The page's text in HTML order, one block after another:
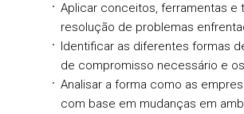
Aplicar conceitos, ferramentas e
resolução de problemas
Identificar as diferentes formas
de compromisso necessário e
Analisar a forma como as
com base em mudanças em